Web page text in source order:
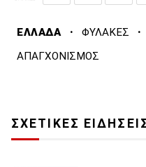
ΕΛΛΑΔΑ · ΦΥΛΑΚΕΣ ·
ΑΠΑΓΧΟΝΙΣΜΟΣ
ΣΧΕΤΙΚΕΣ